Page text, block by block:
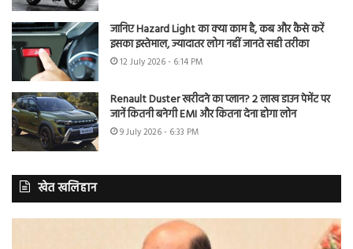
जानिए Hazard Light का क्या काम है, कब और कैसे करें
इसका इस्तेमाल, ज्यादातर लोग नहीं जानते सही तरीका
12 July 2026 - 6:14 PM
Renault Duster खरीदने का प्लान? 2 लाख डाउन पेमेंट पर
जानें कितनी बनेगी EMI और कितना देना होगा लोन
9 July 2026 - 6:33 PM
खेत खलिहान